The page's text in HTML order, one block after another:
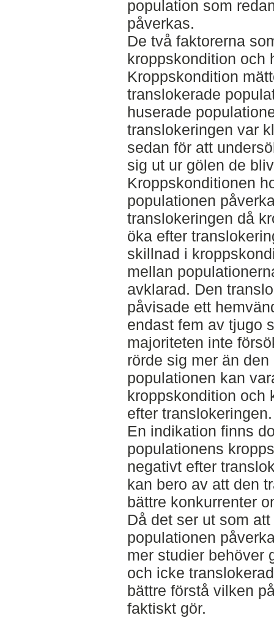
population som
påverkas.
De två faktorerna
kroppskondition och
Kroppskondition
translokerade
huserade
translokeringen var
sedan för att
sig ut ur gölen de
Kroppskonditionen
populationen
translokeringen då
öka efter
skillnad i
mellan
avklarad. Den
påvisade ett
endast fem av tjugo
majoriteten inte
rörde sig mer än
populationen kan
kroppskondition och
efter translokeringen.
En indikation finns
populationens
negativt efter
kan bero av att den
bättre konkurrenter
Då det ser ut som
populationen
mer studier behöver
och icke
bättre förstå vilken
faktiskt gör.